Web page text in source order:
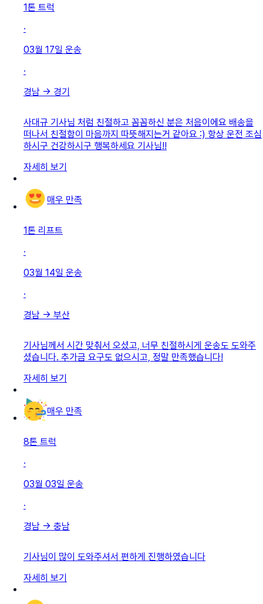
1톤 트럭
·
03월 17일 운송
·
경남 → 경기
사대규 기사님 처럼 친절하고 꼼꼼하신 분은 처음이에요 배송을
떠나서 친절함이 마음까지 따뜻해지는거 같아요 :) 항상 운전 조심
하시구 건강하시구 행복하세요 기사님!!
자세히 보기
매우 만족
1톤 리프트
·
03월 14일 운송
·
경남 → 부산
기사님께서 시간 맞춰서 오셨고, 너무 친절하시게 운송도 도와주
셨습니다. 추가금 요구도 없으시고, 정말 만족했습니다!
자세히 보기
매우 만족
8톤 트럭
·
03월 03일 운송
·
경남 → 충남
기사님이 많이 도와주셔서 편하게 진행하였습니다
자세히 보기